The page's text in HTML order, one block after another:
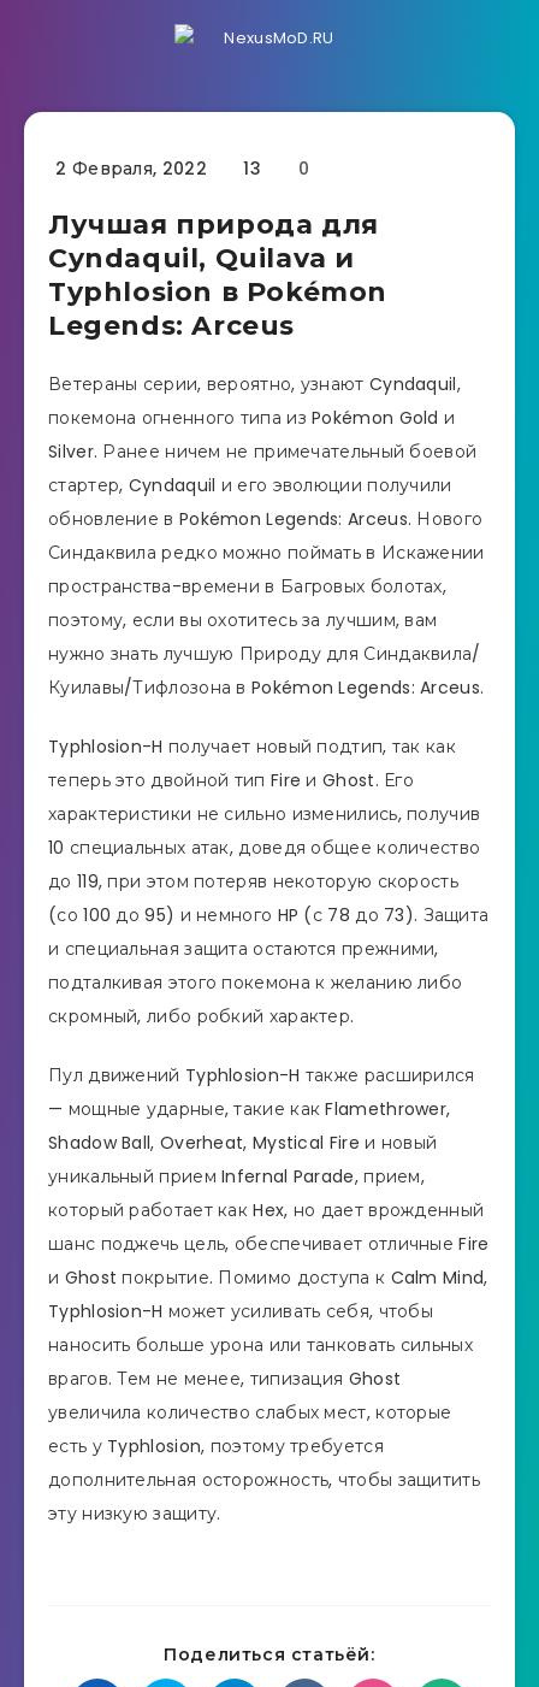
2 Февраля, 2022 13 0
Лучшая природа для
Cyndaquil, Quilava и
Typhlosion в Pokémon
Legends: Arceus
Ветераны серии, вероятно, узнают Cyndaquil,
покемона огненного типа из Pokémon Gold и
Silver. Ранее ничем не примечательный боевой
стартер, Cyndaquil и его эволюции получили
обновление в Pokémon Legends: Arceus. Нового
Синдаквила редко можно поймать в Искажении
пространства-времени в Багровых болотах,
поэтому, если вы охотитесь за лучшим, вам
нужно знать лучшую Природу для Синдаквила/
Куилавы/Тифлозона в Pokémon Legends: Arceus.
Typhlosion-H получает новый подтип, так как
теперь это двойной тип Fire и Ghost. Его
характеристики не сильно изменились, получив
10 специальных атак, доведя общее количество
до 119, при этом потеряв некоторую скорость
(со 100 до 95) и немного HP (с 78 до 73). Защита
и специальная защита остаются прежними,
подталкивая этого покемона к желанию либо
скромный, либо робкий характер.
Пул движений Typhlosion-H также расширился
— мощные ударные, такие как Flamethrower,
Shadow Ball, Overheat, Mystical Fire и новый
уникальный прием Infernal Parade, прием,
который работает как Hex, но дает врожденный
шанс поджечь цель, обеспечивает отличные Fire
и Ghost покрытие. Помимо доступа к Calm Mind,
Typhlosion-H может усиливать себя, чтобы
наносить больше урона или танковать сильных
врагов. Тем не менее, типизация Ghost
увеличила количество слабых мест, которые
есть у Typhlosion, поэтому требуется
дополнительная осторожность, чтобы защитить
эту низкую защиту.
Поделиться статьёй: